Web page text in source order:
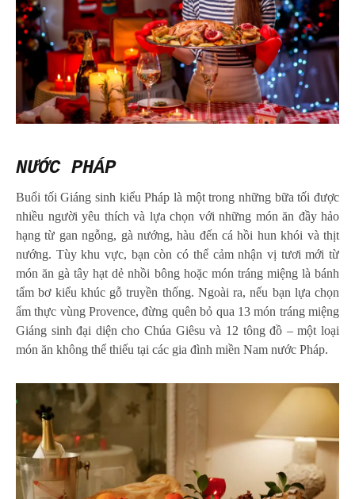
NƯỚC PHÁP
Buổi tối Giáng sinh kiểu Pháp là một trong những bữa tối được
nhiều người yêu thích và lựa chọn với những món ăn đầy hảo
hạng từ gan ngỗng, gà nướng, hàu đến cá hồi hun khói và thịt
nướng. Tùy khu vực, bạn còn có thể cảm nhận vị tươi mới từ
món ăn gà tây hạt dẻ nhồi bông hoặc món tráng miệng là bánh
tẩm bơ kiểu khúc gỗ truyền thống. Ngoài ra, nếu bạn lựa chọn
ẩm thực vùng Provence, đừng quên bỏ qua 13 món tráng miệng
Giáng sinh đại diện cho Chúa Giêsu và 12 tông đồ – một loại
món ăn không thể thiếu tại các gia đình miền Nam nước Pháp.